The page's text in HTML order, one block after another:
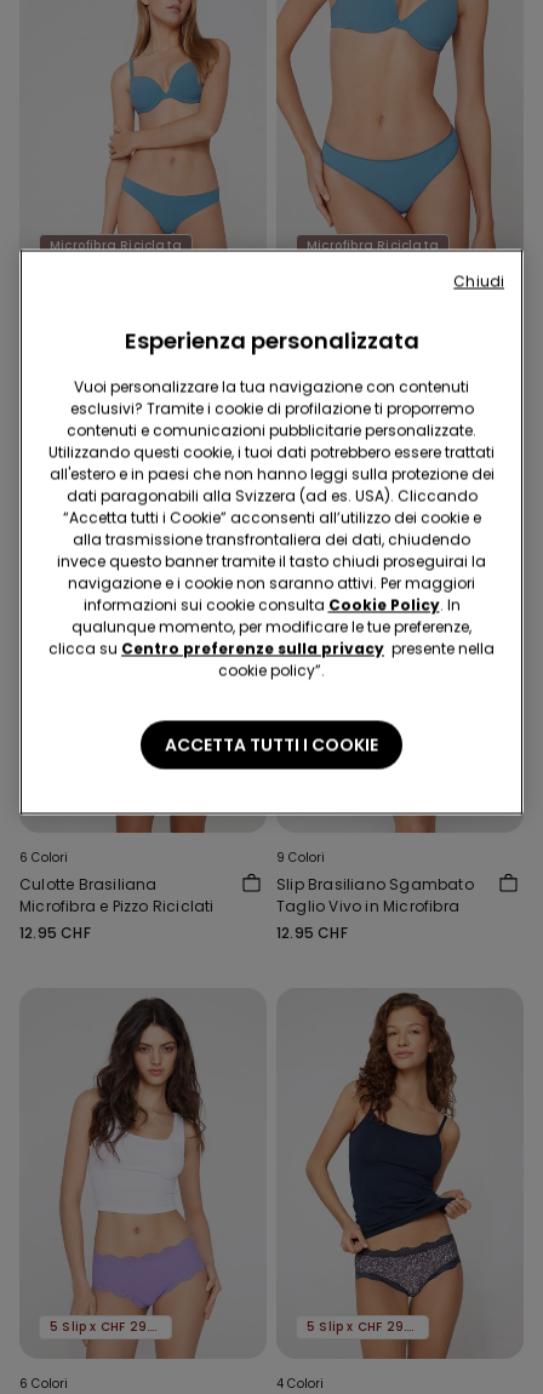
Microfibra Riciclata
Brasiliana Taglio Vivo in
Microfibra Riciclata
12.95 CHF
Microfibra Riciclata
riciclata
12.95 CHF
6 Colori
Culotte Brasiliana
Microfibra e Pizzo Riciclati
12.95 CHF
Microfibra Riciclata
9 Colori
Slip Brasiliano Sgambato
Taglio Vivo in Microfibra
12.95 CHF
5 Slip x CHF 29.90
6 Colori
5 Slip x CHF 29.90
4 Colori
Esperienza personalizzata
Vuoi personalizzare la tua navigazione con contenuti
esclusivi? Tramite i cookie di profilazione ti proporremo
contenuti e comunicazioni pubblicitarie personalizzate.
Utilizzando questi cookie, i tuoi dati potrebbero essere trattati
all'estero e in paesi che non hanno leggi sulla protezione dei
dati paragonabili alla Svizzera (ad es. USA). Cliccando
“Accetta tutti i Cookie” acconsenti all’utilizzo dei cookie e
alla trasmissione transfrontaliera dei dati, chiudendo
invece questo banner tramite il tasto chiudi proseguirai la
navigazione e i cookie non saranno attivi. Per maggiori
informazioni sui cookie consulta Cookie Policy. In
qualunque momento, per modificare le tue preferenze,
clicca su Centro preferenze sulla privacy presente nella
cookie policy”.
ACCETTA TUTTI I COOKIE
Chiudi